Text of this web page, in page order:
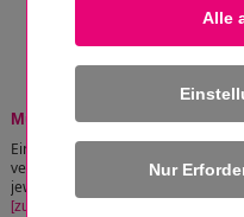
Multifunktionshahn
Ein Multifunktionshahn ersetzt viele
verschiedene Einzelbauteile und
jeweiligen Funktionen besonders
[zum Artikel]